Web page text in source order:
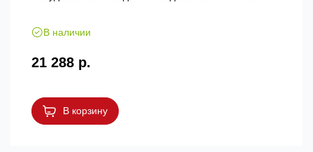
В наличии
21 288 р.
В корзину